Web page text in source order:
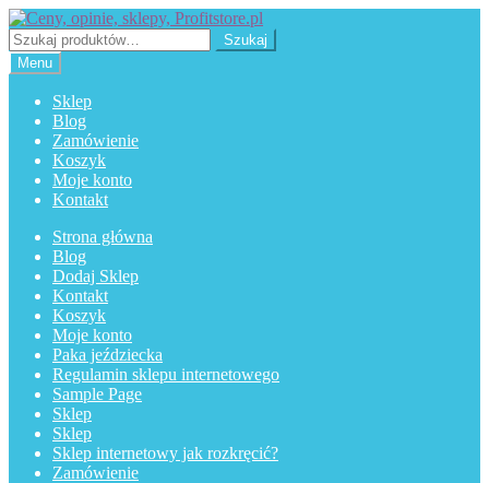
Przejdź
do
nawigacji
Przejdź
do
treści
Szukaj:
Szukaj
Menu
Sklep
Blog
Zamówienie
Koszyk
Moje konto
Kontakt
Strona główna
Blog
Dodaj Sklep
Kontakt
Koszyk
Moje konto
Paka jeździecka
Regulamin sklepu internetowego
Sample Page
Sklep
Sklep
Sklep internetowy jak rozkręcić?
Zamówienie